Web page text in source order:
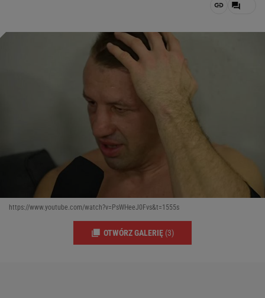
https://www.youtube.com/watch?v=PsWHeeJ0Fvs&t=1555s
OTWÓRZ GALERIĘ (3)